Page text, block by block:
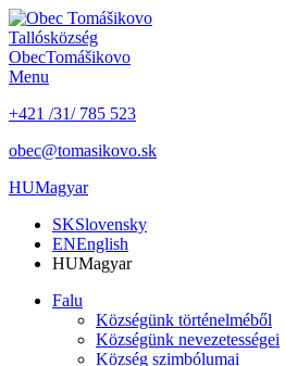
Tallósközség
ObecTomášikovo
Menu
+421 /31/ 785 523
obec@tomasikovo.sk
HUMagyar
SKSlovensky
ENEnglish
HUMagyar
Falu
Községünk történelméből
Községünk nevezetességei
Község szimbólumai